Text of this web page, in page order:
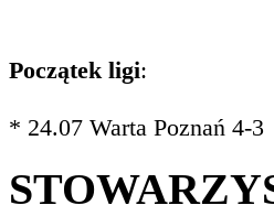
Początek ligi:
* 24.07 Warta Poznań 4-3